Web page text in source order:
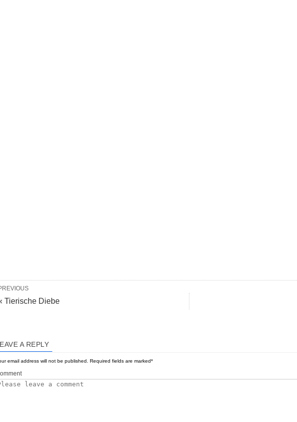
Tierische Diebe
A REPLY
email address will not be published. Required fields are marked*